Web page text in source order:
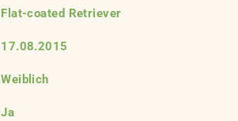
Flat-coated Retriever
17.08.2015
Weiblich
Ja